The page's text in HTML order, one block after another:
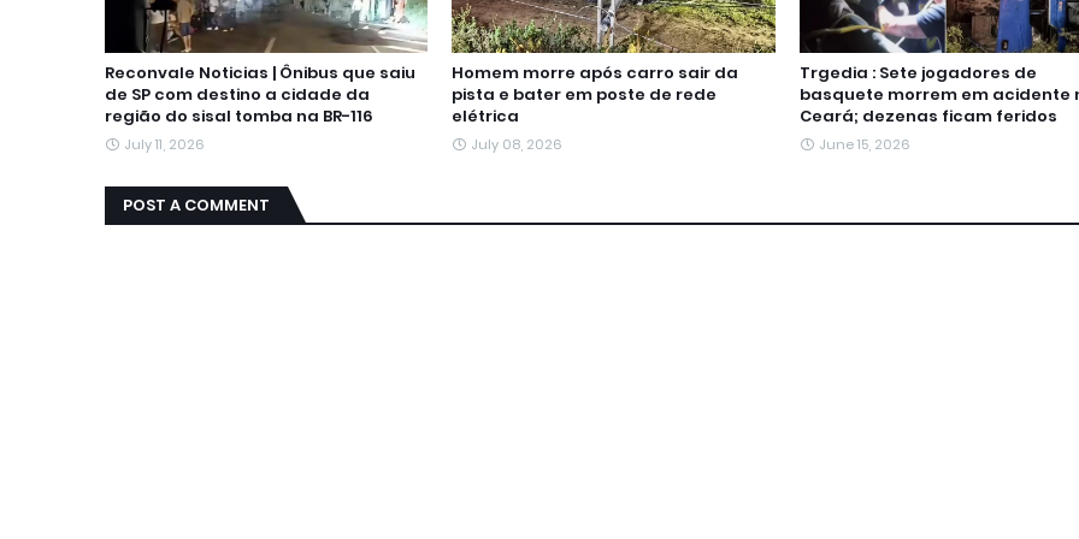
Reconvale Noticias | Ônibus que saiu
de SP com destino a cidade da
região do sisal tomba na BR-116
July 11, 2026
Homem morre após carro sair da
pista e bater em poste de rede
elétrica
July 08, 2026
Trgedia : Sete jogadores de
basquete morrem em acidente
Ceará; dezenas ficam feridos
June 15, 2026
POST A COMMENT